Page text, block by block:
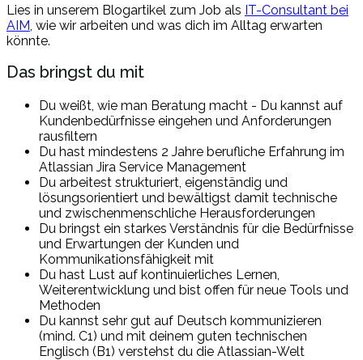
Lies in unserem Blogartikel zum Job als IT-Consultant bei
AIM, wie wir arbeiten und was dich im Alltag erwarten
könnte.
Das bringst du mit
Du weißt, wie man Beratung macht - Du kannst auf
Kundenbedürfnisse eingehen und Anforderungen
rausfiltern
Du hast mindestens 2 Jahre berufliche Erfahrung im
Atlassian Jira Service Management
Du arbeitest strukturiert, eigenständig und
lösungsorientiert und bewältigst damit technische
und zwischenmenschliche Herausforderungen
Du bringst ein starkes Verständnis für die Bedürfnisse
und Erwartungen der Kunden und
Kommunikationsfähigkeit mit
Du hast Lust auf kontinuierliches Lernen,
Weiterentwicklung und bist offen für neue Tools und
Methoden
Du kannst sehr gut auf Deutsch kommunizieren
(mind. C1) und mit deinem guten technischen
Englisch (B1) verstehst du die Atlassian-Welt